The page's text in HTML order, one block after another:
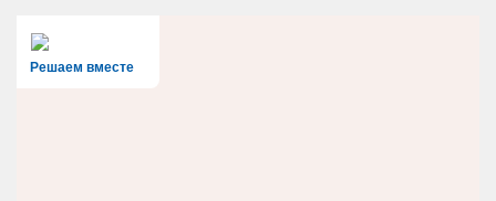
Решаем вместе